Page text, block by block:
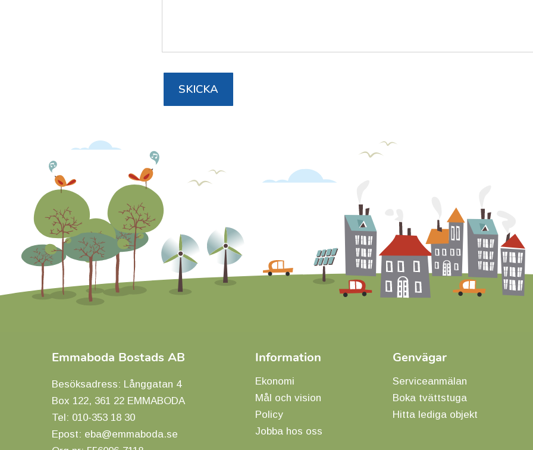
Emmaboda Bostads AB
Besöksadress: Långgatan 4
Box 122, 361 22 EMMABODA
Tel: 010-353 18 30
Epost: eba@emmaboda.se
Information
Ekonomi
Mål och vision
Policy
Jobba hos oss
Genvägar
Serviceanmälan
Boka tvättstuga
Hitta lediga objekt